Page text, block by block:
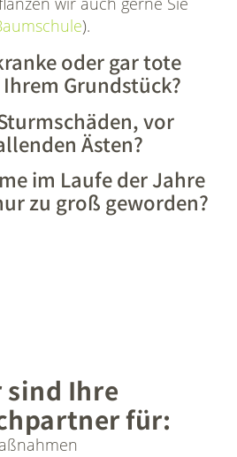
).
oder gar tote
Grundstück?
vor
Ästen?
im Laufe der Jahre
zu groß geworden?
sind Ihre
für: